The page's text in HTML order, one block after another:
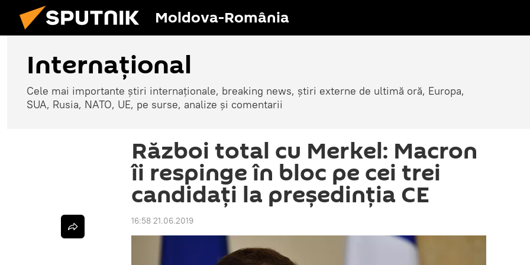
Moldova-România
Internaţional
Cele mai importante știri internaționale, breaking news, știri externe de ultimă oră, Europa,
SUA, Rusia, NATO, UE, pe surse, analize și comentarii
Război total cu Merkel: Macron
îi respinge în bloc pe cei trei
candidați la președinția CE
16:58 21.06.2019